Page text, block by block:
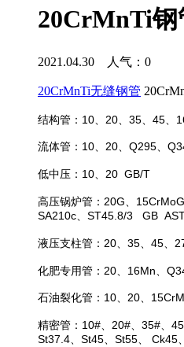
20CrMnTi钢
2021.04.30 人气： 0
20CrMnTi无缝钢管
结构管：10、20、35、45、
流体管：10、20、Q295、
低中压：10、20 GB/T
高压锅炉管：20G、
SA210c、ST45.8/3 GB
液压支柱管：20、35、45、
化肥专用管：20、16Mn、
石油裂化管：10、20、
精密管：10#、20#、35#、
St37.4、St45、St55、 Ck45